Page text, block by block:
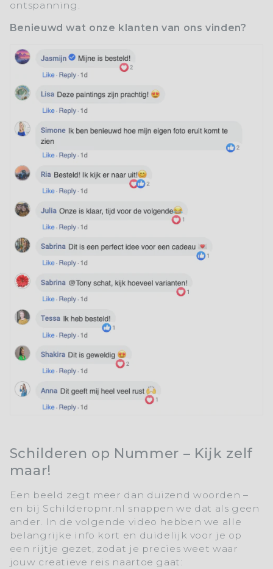
ontspanning.
Benieuwd wat onze klanten van ons vinden?
Schilderen op Nummer – Kijk zelf
maar!
Een beeld zegt meer dan duizend woorden –
en bij Schilderopnr.nl snappen we dat als geen
ander. In de volgende video hebben we alle
belangrijke info kort en duidelijk voor je op
een rijtje gezet, zodat je precies weet waar
jouw creatieve reis naartoe gaat: